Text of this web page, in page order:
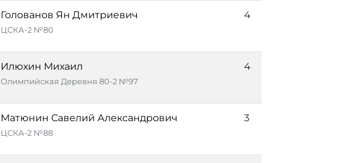
Голованов Ян Дмитриевич
ЦСКА-2 №80
4
Илюхин Михаил
Олимпийская Деревня 80-2 №97
4
Матюнин Савелий Александрович
ЦСКА-2 №88
3